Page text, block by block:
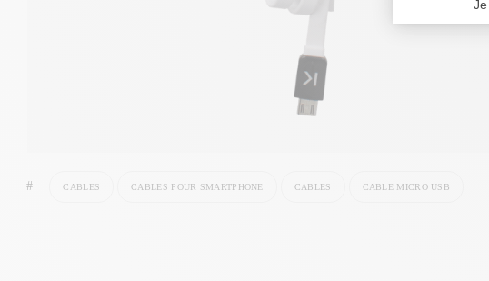
# CABLES CABLES POUR SMARTPHONE CABLES CABLE MICRO USB